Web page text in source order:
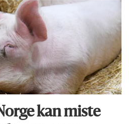
kan miste